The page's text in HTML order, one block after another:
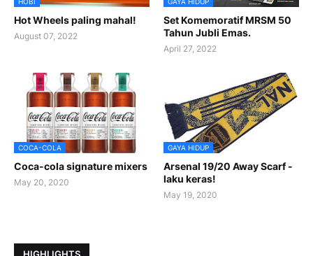
Hot Wheels paling mahal!
August 07, 2022
Set Komemoratif MRSM 50
Tahun Jubli Emas.
April 27, 2022
COCA-COLA
Coca-cola signature mixers
May 20, 2020
GAYA HIDUP
Arsenal 19/20 Away Scarf -
laku keras!
May 19, 2020
HIGHLIGHTS